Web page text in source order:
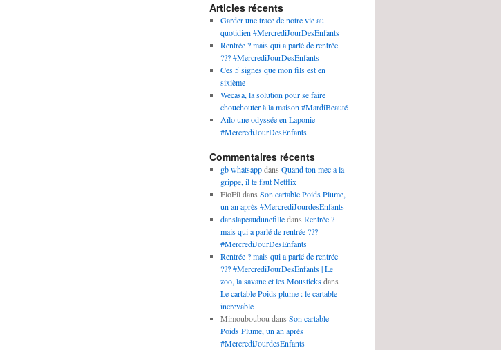
Articles récents
Garder une trace de notre vie au
quotidien #MercrediJourDesEnfants
Rentrée ? mais qui a parlé de rentrée
??? #MercrediJourDesEnfants
Ces 5 signes que mon fils est en
sixième
Wecasa, la solution pour se faire
chouchouter à la maison #MardiBeauté
Aïlo une odyssée en Laponie
#MercrediJourDesEnfants
Commentaires récents
gb whatsappdans Quand ton mec a la
grippe, il te faut Netflix
EloEildans Son cartable Poids Plume,
un an après #MercrediJourdesEnfants
danslapeaudunefilledans Rentrée ?
mais qui a parlé de rentrée ???
#MercrediJourDesEnfants
Rentrée ? mais qui a parlé de rentrée
??? #MercrediJourDesEnfants | Le
zoo, la savane et les Mousticksdans
Le cartable Poids plume : le cartable
increvable
Mimoubouboudans Son cartable
Poids Plume, un an après
#MercrediJourdesEnfants